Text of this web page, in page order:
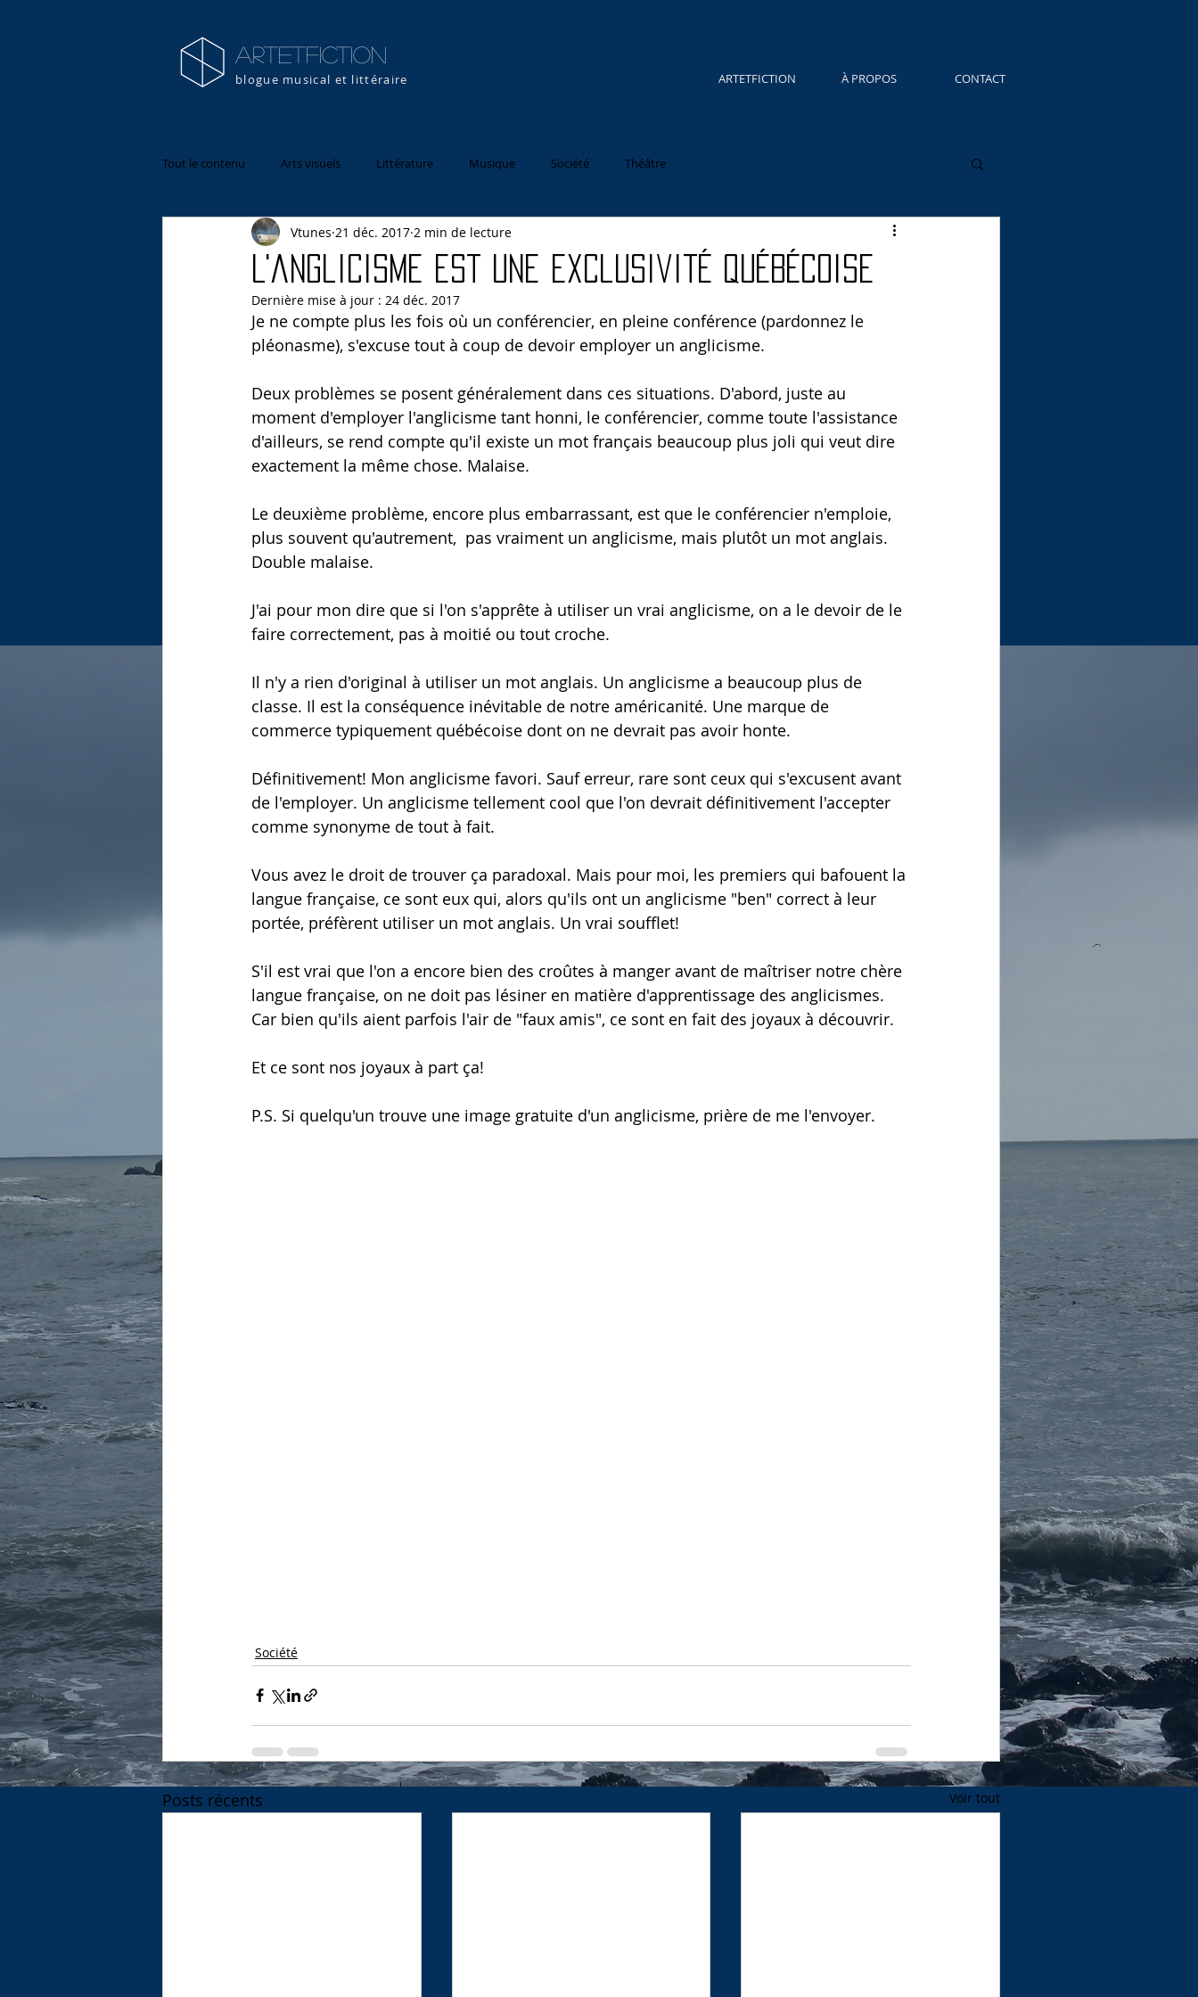
artETFICTION
blogue musical et littéraire ARTETFICTION À PROPOS CONTACT
Tout le contenu Arts visuels Littérature Musique Société Théâtre
L'anglicisme est une exclusivité québécoise
Vtunes 21 déc. 2017 2 min de lecture
Dernière mise à jour : 24 déc. 2017
Je ne compte plus les fois où un conférencier, en pleine conférence (pardonnez le
pléonasme), s'excuse tout à coup de devoir employer un anglicisme.
Deux problèmes se posent généralement dans ces situations. D'abord, juste au
moment d'employer l'anglicisme tant honni, le conférencier, comme toute l'assistance
d'ailleurs, se rend compte qu'il existe un mot français beaucoup plus joli qui veut dire
exactement la même chose. Malaise.
Le deuxième problème, encore plus embarrassant, est que le conférencier n'emploie,
plus souvent qu'autrement,  pas vraiment un anglicisme, mais plutôt un mot anglais.
Double malaise.
J'ai pour mon dire que si l'on s'apprête à utiliser un vrai anglicisme, on a le devoir de le
faire correctement, pas à moitié ou tout croche.
Il n'y a rien d'original à utiliser un mot anglais. Un anglicisme a beaucoup plus de
classe. Il est la conséquence inévitable de notre américanité. Une marque de
commerce typiquement québécoise dont on ne devrait pas avoir honte.
Définitivement! Mon anglicisme favori. Sauf erreur, rare sont ceux qui s'excusent avant
de l'employer. Un anglicisme tellement cool que l'on devrait définitivement l'accepter
comme synonyme de tout à fait.
Vous avez le droit de trouver ça paradoxal. Mais pour moi, les premiers qui bafouent la
langue française, ce sont eux qui, alors qu'ils ont un anglicisme "ben" correct à leur
portée, préfèrent utiliser un mot anglais. Un vrai soufflet!
S'il est vrai que l'on a encore bien des croûtes à manger avant de maîtriser notre chère
langue française, on ne doit pas lésiner en matière d'apprentissage des anglicismes.
Car bien qu'ils aient parfois l'air de "faux amis", ce sont en fait des joyaux à découvrir.
Et ce sont nos joyaux à part ça!
P.S. Si quelqu'un trouve une image gratuite d'un anglicisme, prière de me l'envoyer.
Société
Posts récents Voir tout